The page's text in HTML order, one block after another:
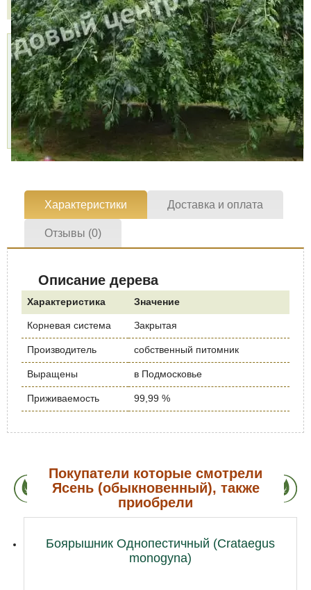
Доставка
курьером,
999 руб.
Доставим
через 1-2 дня
10 августа
Подробнее »
Самовывоз,
БЕСПЛАТНО
2 пункта
самовывоза,
Оплата,
Наличными,
Картой,
Подробнее »
Характеристики Доставка и оплата
Отзывы (0)
Описание дерева
Характеристика Значение
Корневая система Закрытая
Производитель собственный питомник
Выращены в Подмосковье
Приживаемость 99,99 %
Покупатели которые смотрели
Ясень (обыкновенный), также
приобрели
Боярышник Однопестичный (Crataegus
monogyna)